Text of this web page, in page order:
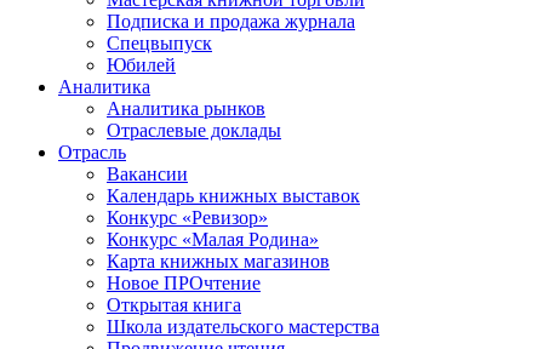
Подписка и продажа журнала
Спецвыпуск
Юбилей
Аналитика
Аналитика рынков
Отраслевые доклады
Отрасль
Вакансии
Календарь книжных выставок
Конкурс «Ревизор»
Конкурс «Малая Родина»
Карта книжных магазинов
Новое ПРОчтение
Открытая книга
Школа издательского мастерства